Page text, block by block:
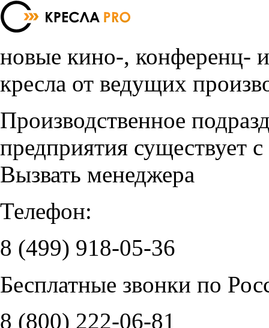
новые кино-, конференц-
кресла от ведущих
Производственное
предприятия существует
Вызвать менеджера
Телефон:
8 (499) 918-05-36
Бесплатные звонки по
8 (800) 222-06-81